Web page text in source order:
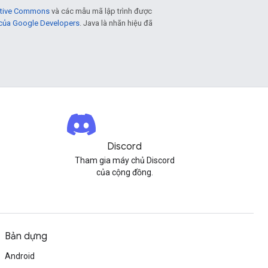
Commons và các mẫu mã lập trình được
Google Developers . Java là nhãn hiệu đã
Discord
Tham gia máy chủ Discord
của cộng đồng.
Bản dựng
Android